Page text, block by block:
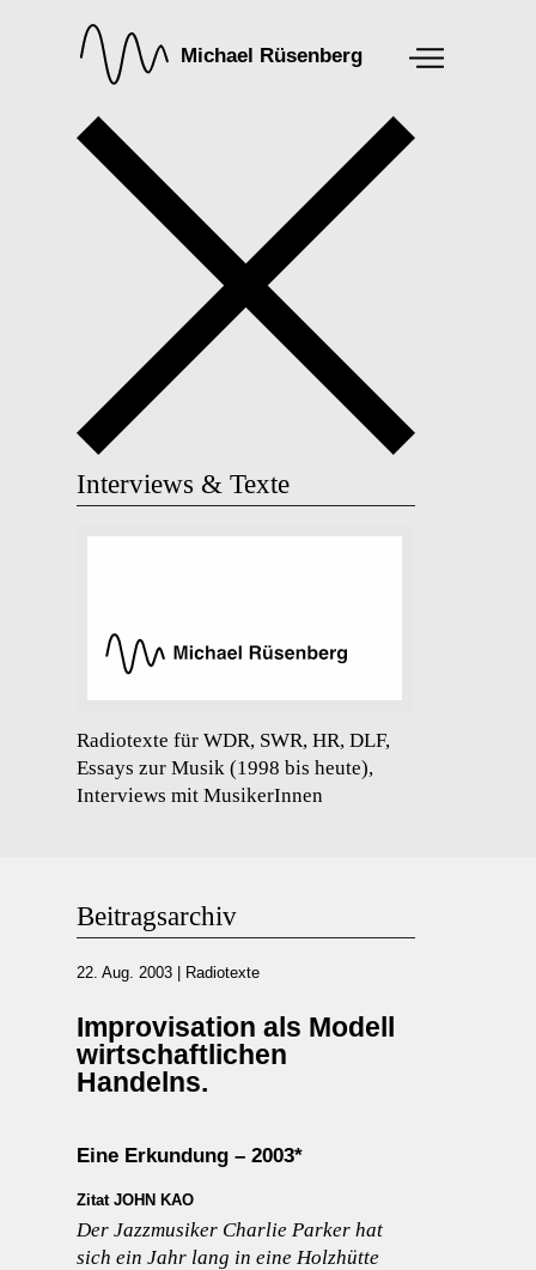
Interviews & Texte
Radiotexte für WDR, SWR, HR, DLF,
Essays zur Musik (1998 bis heute),
Interviews mit MusikerInnen
Beitragsarchiv
22. Aug. 2003 Radiotexte
Improvisation als Modell
wirtschaftlichen
Handelns.
Eine Erkundung – 2003*
Zitat JOHN KAO
Der Jazzmusiker Charlie Parker hat
sich ein Jahr lang in eine Holzhütte